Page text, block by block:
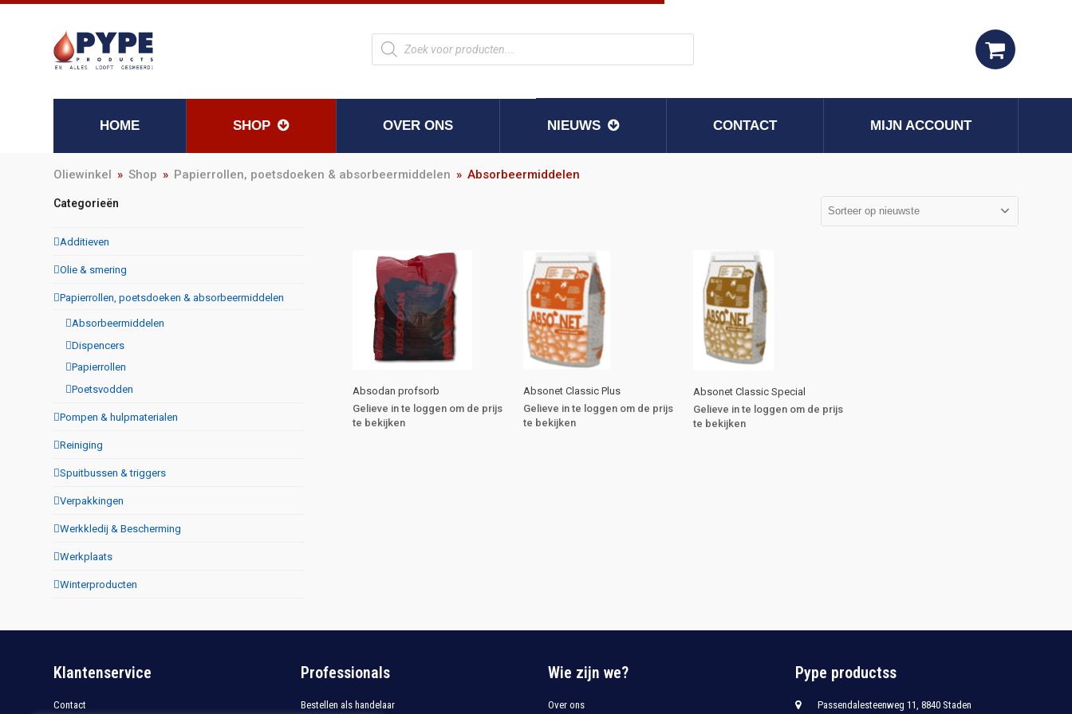
HOME SHOP OVER ONS NIEUWS CONTACT MIJN ACCOUNT
Oliewinkel » Shop » Papierrollen, poetsdoeken & absorbeermiddelen » Absorbeermiddelen
Absodan profsorb
Gelieve in te loggen om de prijs
te bekijken
Absonet Classic Plus
Gelieve in te loggen om de prijs
te bekijken
Absonet Classic Special
Gelieve in te loggen om de prijs
te bekijken
Categorieën
Additieven
Olie & smering
Papierrollen, poetsdoeken & absorbeermiddelen
Absorbeermiddelen
Dispencers
Papierrollen
Poetsvodden
Pompen & hulpmaterialen
Reiniging
Spuitbussen & triggers
Verpakkingen
Werkkledij & Bescherming
Werkplaats
Winterproducten
Klantenservice
Contact
Professionals
Bestellen als handelaar
Wie zijn we?
Over ons
Pype productss
Passendalesteenweg 11, 8840 Staden